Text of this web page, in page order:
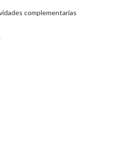
complementarias